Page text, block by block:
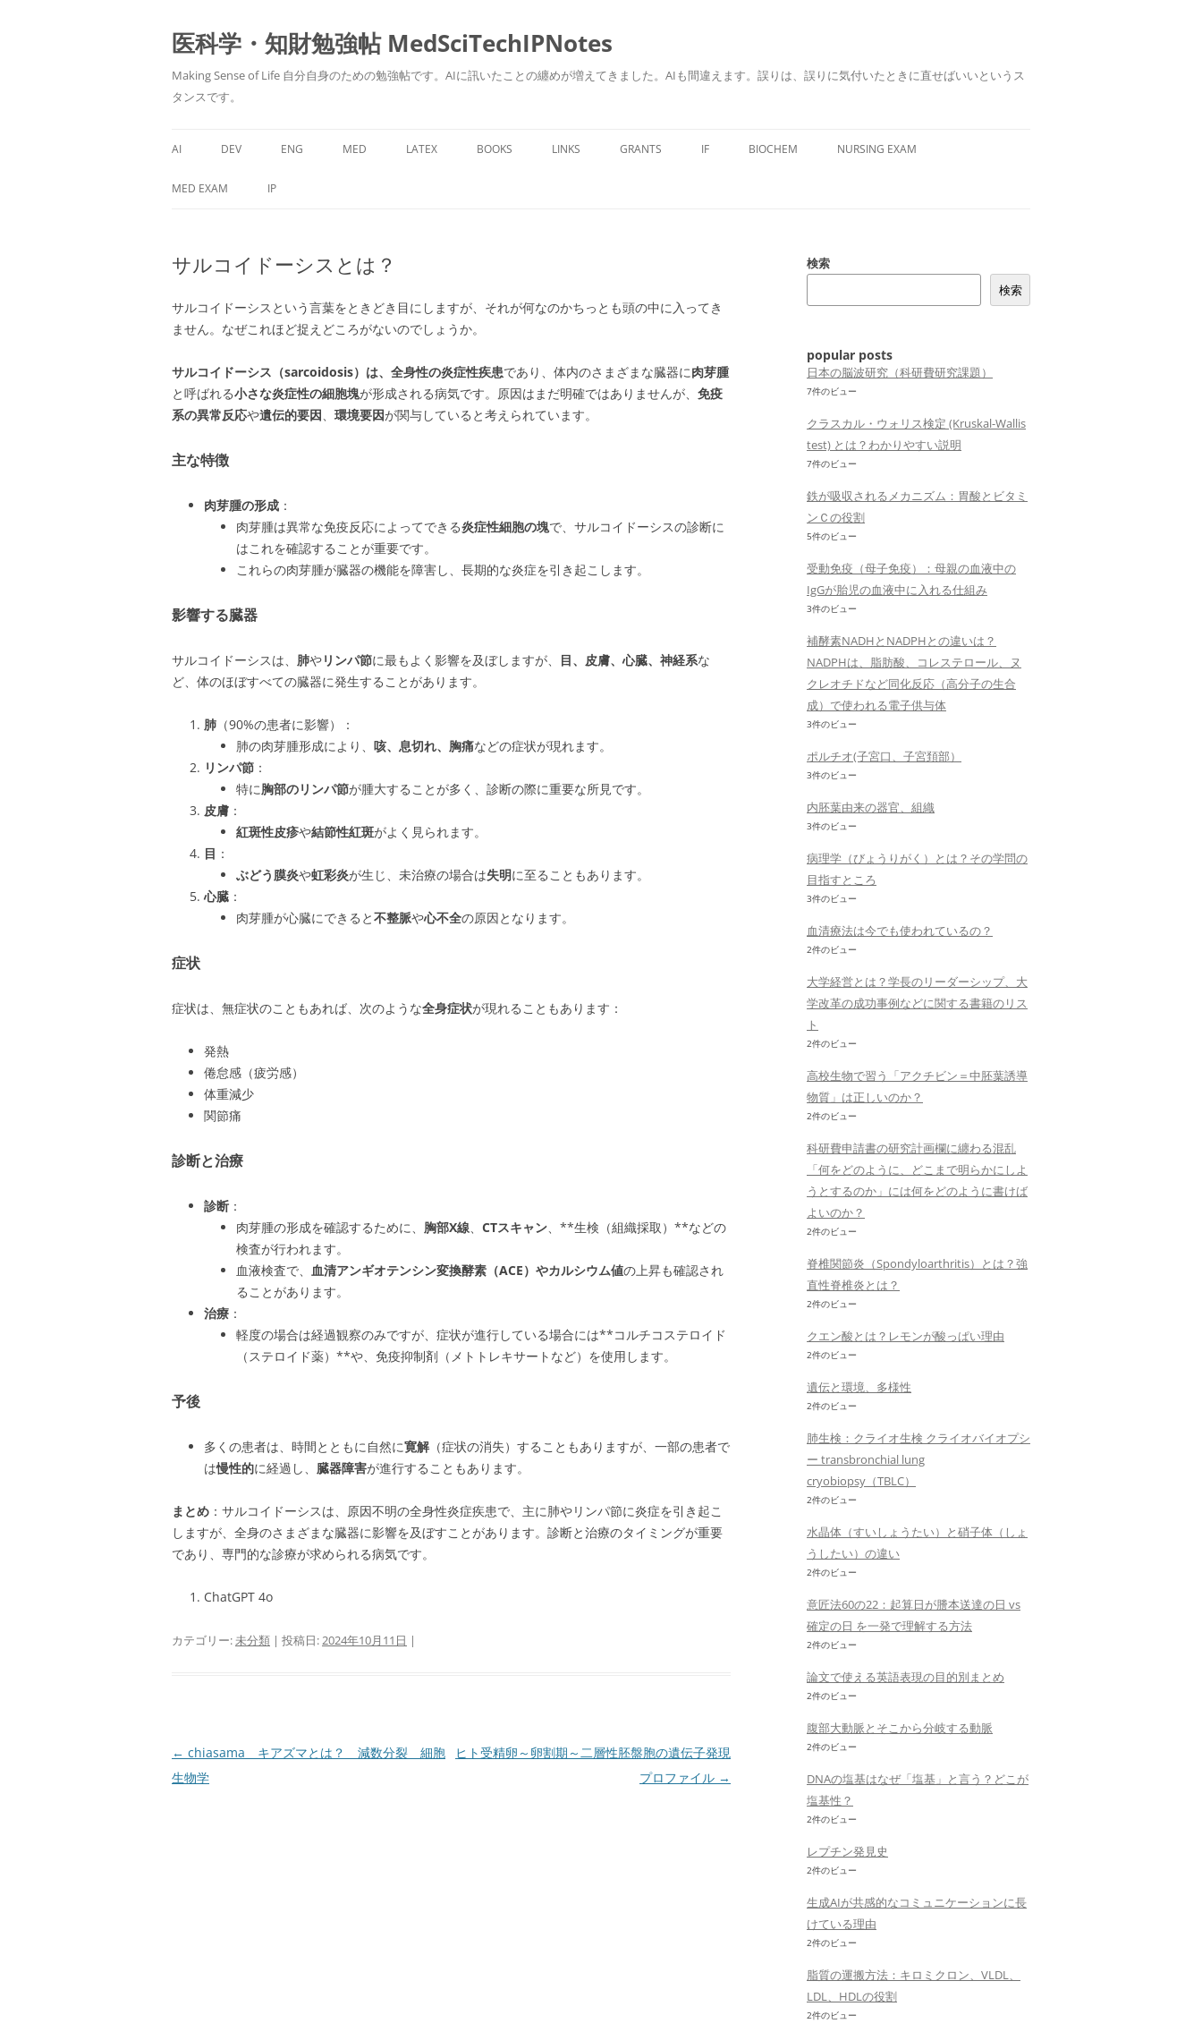
医科学・知財勉強帖 MedSciTechIPNotes
Making Sense of Life 自分自身のための勉強帖です。AIに訊いたことの纏めが増えてきました。AIも間違えます。誤りは、誤りに気付いたときに直せばいいというス
タンスです。
AI DEV ENG MED LATEX BOOKS LINKS GRANTS IF BIOCHEM NURSING EXAM
MED EXAM IP
サルコイドーシスとは？
サルコイドーシスという言葉をときどき目にしますが、それが何なのかちっとも頭の中に入ってき
ません。なぜこれほど捉えどころがないのでしょうか。
サルコイドーシス（sarcoidosis）は、全身性の炎症性疾患であり、体内のさまざまな臓器に肉芽腫
と呼ばれる小さな炎症性の細胞塊が形成される病気です。原因はまだ明確ではありませんが、 免疫
系の異常反応や遺伝的要因、 環境要因が関与していると考えられています。
主な特徴
肉芽腫の形成 ：
肉芽腫は異常な免疫反応によってできる炎症性細胞の塊で、サルコイドーシスの診断に
はこれを確認することが重要です。
これらの肉芽腫が臓器の機能を障害し、長期的な炎症を引き起こします。
影響する臓器
サルコイドーシスは、 肺やリンパ節に最もよく影響を及ぼしますが、 目、皮膚、心臓、神経系な
ど、体のほぼすべての臓器に発生することがあります。
肺 （90%の患者に影響）：
肺の肉芽腫形成により、 咳、息切れ、胸痛などの症状が現れます。
リンパ節 ：
特に胸部のリンパ節が腫大することが多く、診断の際に重要な所見です。
皮膚 ：
紅斑性皮疹や結節性紅斑がよく見られます。
目 ：
ぶどう膜炎や虹彩炎が生じ、未治療の場合は失明に至ることもあります。
心臓 ：
肉芽腫が心臓にできると不整脈や心不全の原因となります。
症状
症状は、無症状のこともあれば、次のような全身症状が現れることもあります：
発熱
倦怠感（疲労感）
体重減少
関節痛
診断と治療
診断 ：
肉芽腫の形成を確認するために、 胸部X線、 CTスキャン、**生検（組織採取）**などの
検査が行われます。
血液検査で、 血清アンギオテンシン変換酵素（ACE）やカルシウム値の上昇も確認され
ることがあります。
治療 ：
軽度の場合は経過観察のみですが、症状が進行している場合には**コルチコステロイド
（ステロイド薬）**や、免疫抑制剤（メトトレキサートなど）を使用します。
予後
多くの患者は、時間とともに自然に寛解（症状の消失）することもありますが、一部の患者で
は慢性的に経過し、 臓器障害が進行することもあります。
まとめ ：サルコイドーシスは、原因不明の全身性炎症疾患で、主に肺やリンパ節に炎症を引き起こ
しますが、全身のさまざまな臓器に影響を及ぼすことがあります。診断と治療のタイミングが重要
であり、専門的な診療が求められる病気です。
ChatGPT 4o
カテゴリー:未分類 | 投稿日:2024年10月11日 |
投
稿
← chiasama キアズマとは？ 減数分裂 細胞
生物学
ヒト受精卵～卵割期～二層性胚盤胞の遺伝子発現
プロファイル →
検索
検索
popular posts
日本の脳波研究（科研費研究課題）
7件のビュー
クラスカル・ウォリス検定 (Kruskal-Wallis
test) とは？わかりやすい説明
7件のビュー
鉄が吸収されるメカニズム：胃酸とビタミ
ンＣの役割
5件のビュー
受動免疫（母子免疫）：母親の血液中の
IgGが胎児の血液中に入れる仕組み
3件のビュー
補酵素NADHとNADPHとの違いは？
NADPHは、脂肪酸、コレステロール、ヌ
クレオチドなど同化反応（高分子の生合
成）で使われる電子供与体
3件のビュー
ポルチオ(子宮口、子宮頚部）
3件のビュー
内胚葉由来の器官、組織
3件のビュー
病理学（びょうりがく）とは？その学問の
目指すところ
3件のビュー
血清療法は今でも使われているの？
2件のビュー
大学経営とは？学長のリーダーシップ、大
学改革の成功事例などに関する書籍のリス
ト
2件のビュー
高校生物で習う「アクチビン＝中胚葉誘導
物質」は正しいのか？
2件のビュー
科研費申請書の研究計画欄に纏わる混乱
「何をどのように、どこまで明らかにしよ
うとするのか」には何をどのように書けば
よいのか？
2件のビュー
脊椎関節炎（Spondyloarthritis）とは？強
直性脊椎炎とは？
2件のビュー
クエン酸とは？レモンが酸っぱい理由
2件のビュー
遺伝と環境、多様性
2件のビュー
肺生検：クライオ生検 クライオバイオプシ
ー transbronchial lung
cryobiopsy（TBLC）
2件のビュー
水晶体（すいしょうたい）と硝子体（しょ
うしたい）の違い
2件のビュー
意匠法60の22：起算日が謄本送達の日 vs
確定の日 を一発で理解する方法
2件のビュー
論文で使える英語表現の目的別まとめ
2件のビュー
腹部大動脈とそこから分岐する動脈
2件のビュー
DNAの塩基はなぜ「塩基」と言う？どこが
塩基性？
2件のビュー
レプチン発見史
2件のビュー
生成AIが共感的なコミュニケーションに長
けている理由
2件のビュー
脂質の運搬方法：キロミクロン、VLDL、
LDL、HDLの役割
2件のビュー